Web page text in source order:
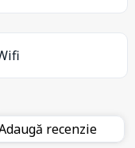
recenzie